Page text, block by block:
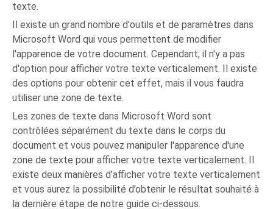
texte.
Il existe un grand nombre d'outils et de paramètres dans
Microsoft Word qui vous permettent de modifier
l'apparence de votre document. Cependant, il n'y a pas
d'option pour afficher votre texte verticalement. Il existe
des options pour obtenir cet effet, mais il vous faudra
utiliser une zone de texte.
Les zones de texte dans Microsoft Word sont
contrôlées séparément du texte dans le corps du
document et vous pouvez manipuler l'apparence d'une
zone de texte pour afficher votre texte verticalement. Il
existe deux manières d’afficher votre texte verticalement
et vous aurez la possibilité d’obtenir le résultat souhaité à
la dernière étape de notre guide ci-dessous.